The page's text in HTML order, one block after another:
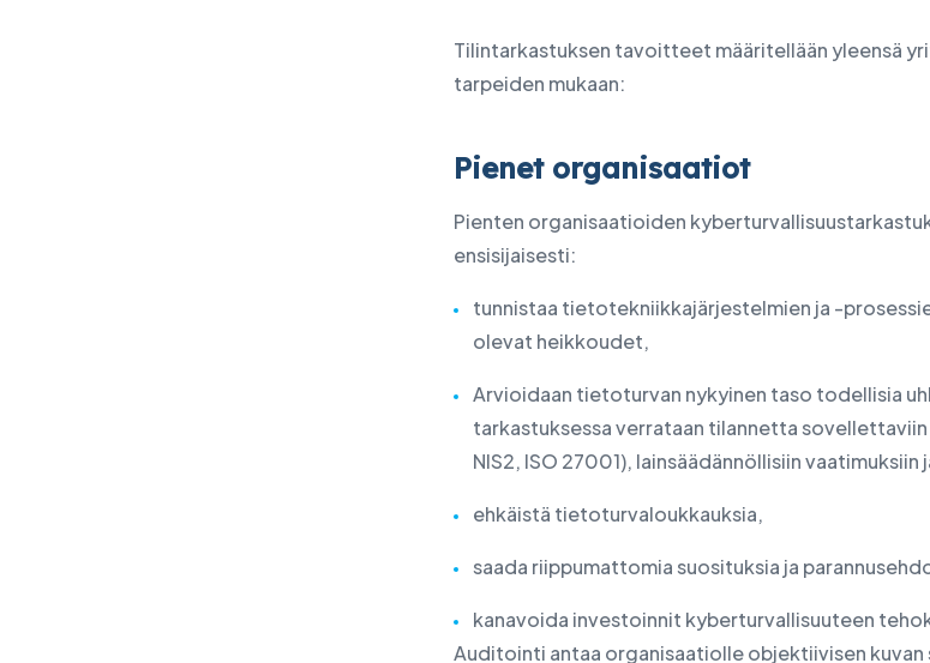
Tilintarkastuksen tavoitteet määritellään yleensä
tarpeiden mukaan:
Pienet organisaatiot
Pienten organisaatioiden
ensisijaisesti:
tunnistaa tietotekniikkajärjestelmien ja -
olevat heikkoudet,
Arvioidaan tietoturvan nykyinen taso todellisia
tarkastuksessa verrataan tilannetta
NIS2, ISO 27001), lainsäädännöllisiin
ehkäistä tietoturvaloukkauksia,
saada riippumattomia suosituksia ja
kanavoida investoinnit kyberturvallisuuteen
Auditointi antaa organisaatiolle objektiivisen kuvan